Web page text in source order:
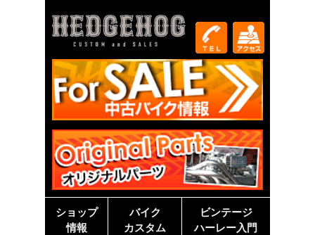
ショップ
情報
バイク
カスタム
ビンテージ
ハーレー入門